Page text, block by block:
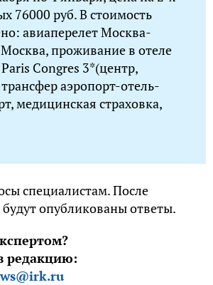
76000 руб. В стоимость
авиаперелет Москва-
проживание в отеле
Congres 3*(центр,
аэропорт-отель-
медицинская страховка,
специалистам. После
опубликованы ответы.
редакцию: